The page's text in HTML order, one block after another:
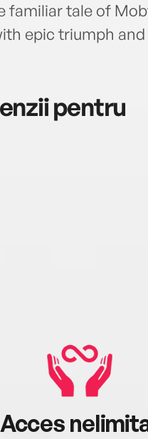
familiar tale of
epic triumph and
pentru
Acces